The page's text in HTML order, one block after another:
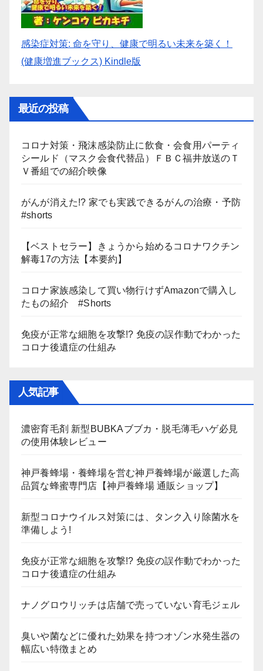
感染症対策: 命を守り、健康で明るい未来を築く！
(健康増進ブックス) Kindle版
最近の投稿
コロナ対策・飛沫感染防止に飲食・会食用パーティ
シールド（マスク会食代替品）ＦＢＣ福井放送のＴ
Ｖ番組での紹介映像
がんが消えた!? 家でも実践できるがんの治療・予防
#shorts
【ベストセラー】きょうから始めるコロナワクチン
解毒17の方法【本要約】
コロナ家族感染して買い物行けずAmazonで購入し
たもの紹介 #Shorts
免疫が正常な細胞を攻撃!? 免疫の誤作動でわかった
コロナ後遺症の仕組み
人気記事
濃密育毛剤 新型BUBKAブブカ・脱毛薄毛ハゲ必見
の使用体験レビュー
神戸養蜂場・養蜂場を営む神戸養蜂場が厳選した高
品質な蜂蜜専門店【神戸養蜂場 通販ショップ】
新型コロナウイルス対策には、タンク入り除菌水を
準備しよう!
免疫が正常な細胞を攻撃!? 免疫の誤作動でわかった
コロナ後遺症の仕組み
ナノグロウリッチは店舗で売っていない育毛ジェル
臭いや菌などに優れた効果を持つオゾン水発生器の
幅広い特徴まとめ